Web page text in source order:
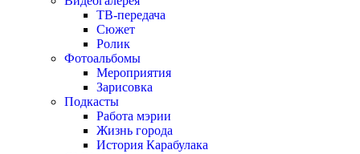
ТВ-передача
Сюжет
Ролик
Фотоальбомы
Мероприятия
Зарисовка
Подкасты
Работа мэрии
Жизнь города
История Карабулака